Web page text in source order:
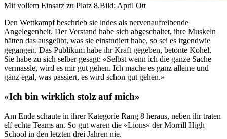
Mit vollem Einsatz zu Platz 8.Bild: April Ott
Den Wettkampf beschrieb sie indes als nervenaufreibende
Angelegenheit. Der Verstand habe sich abgeschaltet, ihre Muskeln
hätten das ausgeübt, was sie einstudiert habe, so sei es irgendwie
gegangen. Das Publikum habe ihr Kraft gegeben, betonte Kohel.
Sie habe zu sich selber gesagt: «Selbst wenn ich die ganze Sache
vermassle, wird es mir gut gehen. Ich mache es ganz alleine und
ganz egal, was passiert, es wird schon gut gehen.»
«Ich bin wirklich stolz auf mich»
Am Ende schaute in ihrer Kategorie Rang 8 heraus, neben ihr traten
elf echte Teams an. So gut waren die «Lions» der Morrill High
School in den letzten drei Jahren nie.